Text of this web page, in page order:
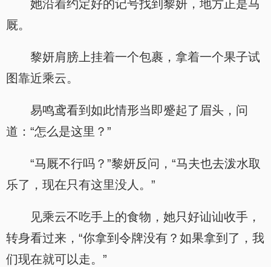
她沿着约定好的记号找到黎妍，地方正是马
厩。
黎妍肩膀上挂着一个包裹，拿着一个果子试
图靠近乘云。
易鸣鸢看到如此情形当即蹙起了眉头，问
道：“怎么是这里？”
“马厩不行吗？”黎妍反问，“马夫也去泼水取
乐了，现在只有这里没人。”
见乘云不吃手上的食物，她只好讪讪收手，
转身看过来，“你拿到令牌没有？如果拿到了，我
们现在就可以走。”